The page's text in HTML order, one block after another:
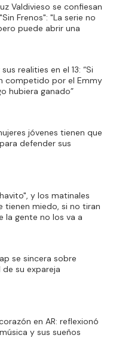
Valdivieso se confiesan
Frenos": "La serie no
puede abrir una
realities en el 13: “Si
competido por el Emmy
hubiera ganado”
jóvenes tienen que
defender sus
y los matinales
tienen miedo, si no tiran
la gente no los va a
se sincera sobre
su expareja
en AR: reflexionó
y sus sueños